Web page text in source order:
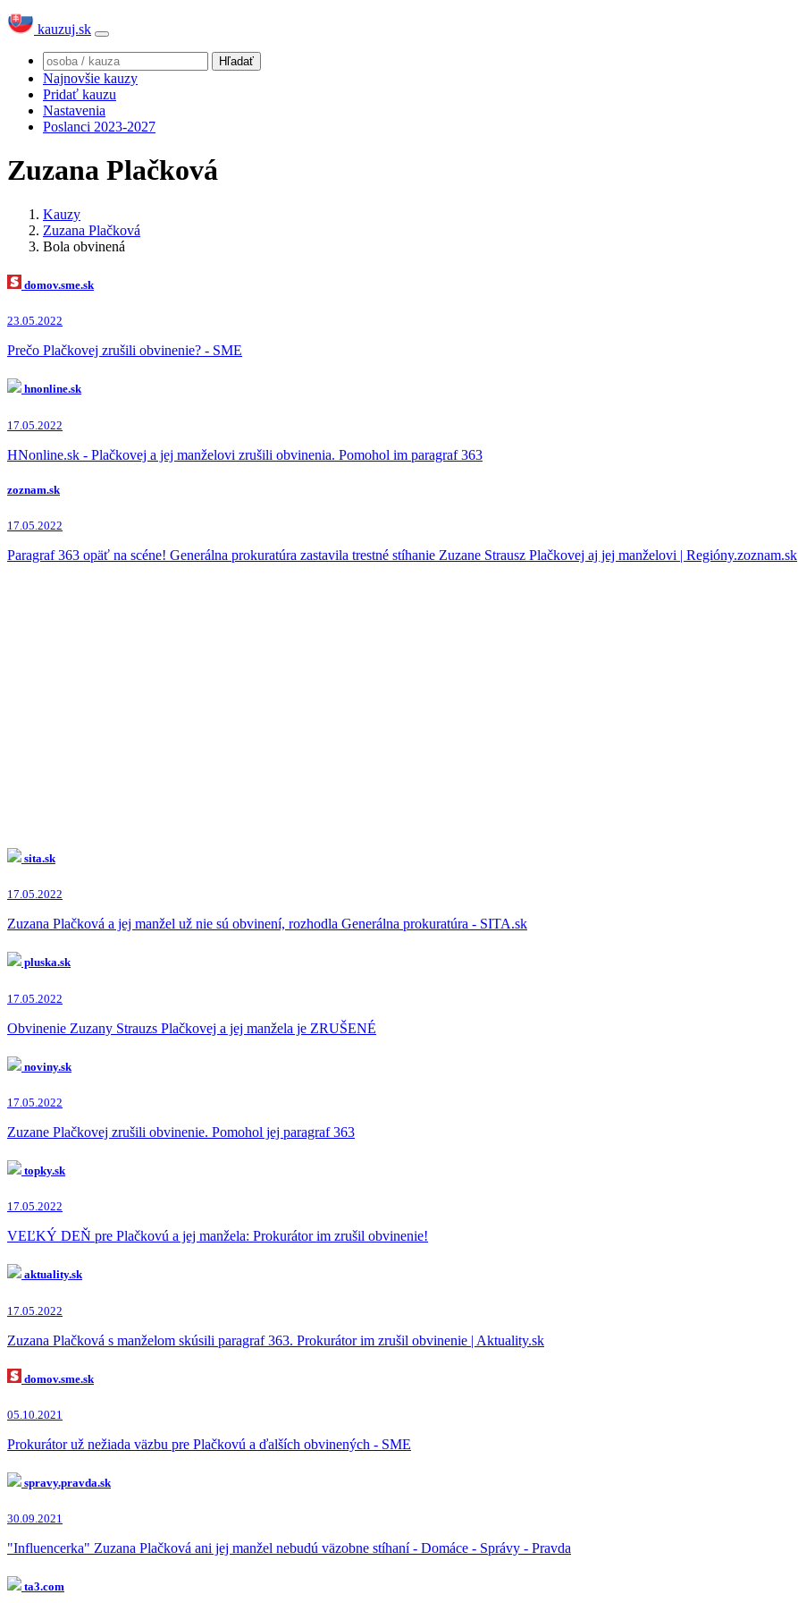
kauzuj.sk
Najnovšie kauzy
Pridať kauzu
Nastavenia
Poslanci 2023-2027
Zuzana Plačková
Kauzy
Zuzana Plačková
Bola obvinená
domov.sme.sk
23.05.2022
Prečo Plačkovej zrušili obvinenie? - SME
hnonline.sk
17.05.2022
HNonline.sk - Plačkovej a jej manželovi zrušili obvinenia. Pomohol im paragraf 363
zoznam.sk
17.05.2022
Paragraf 363 opäť na scéne! Generálna prokuratúra zastavila trestné stíhanie Zuzane Strausz Plačkovej aj jej manželovi | Regióny.zoznam.sk
sita.sk
17.05.2022
Zuzana Plačková a jej manžel už nie sú obvinení, rozhodla Generálna prokuratúra - SITA.sk
pluska.sk
17.05.2022
Obvinenie Zuzany Strauzs Plačkovej a jej manžela je ZRUŠENÉ
noviny.sk
17.05.2022
Zuzane Plačkovej zrušili obvinenie. Pomohol jej paragraf 363
topky.sk
17.05.2022
VEĽKÝ DEŇ pre Plačkovú a jej manžela: Prokurátor im zrušil obvinenie!
aktuality.sk
17.05.2022
Zuzana Plačková s manželom skúsili paragraf 363. Prokurátor im zrušil obvinenie | Aktuality.sk
domov.sme.sk
05.10.2021
Prokurátor už nežiada väzbu pre Plačkovú a ďalších obvinených - SME
spravy.pravda.sk
30.09.2021
"Influencerka" Zuzana Plačková ani jej manžel nebudú väzobne stíhaní - Domáce - Správy - Pravda
ta3.com